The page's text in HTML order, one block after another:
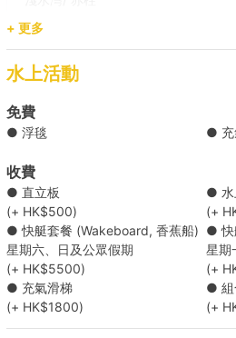
【離島遊】維港 → 南丫島/長洲
【漁村離島遊】維港 → 大澳
【恬靜船河之旅】西貢 → 小清
【方便船河之旅】西貢 → 白臘
+ 更多
水上活動
免費
● 浮毯 ● 充
收費
● 直立板
(+ HK$500)
● 水
(+
● 快艇套餐 (Wakeboard, 香蕉船)
星期六、日及公眾假期
(+ HK$5500)
● 快
星期
(+
● 充氣滑梯
(+ HK$1800)
● 組
(+